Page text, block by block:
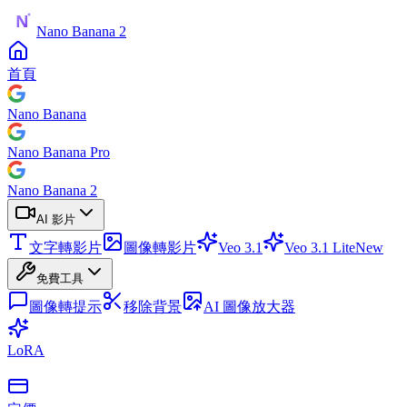
Nano Banana 2
首頁
Nano Banana
Nano Banana Pro
Nano Banana 2
AI 影片
文字轉影片 圖像轉影片 Veo 3.1 Veo 3.1 LiteNew
免費工具
圖像轉提示 移除背景 AI 圖像放大器
LoRA